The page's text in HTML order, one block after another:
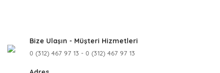
Bize Ulaşın - Müşteri Hizmetleri
0 (312) 467 97 13 - 0 (312) 467 97 13